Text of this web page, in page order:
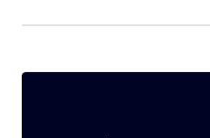
Blocchi
Blocchi